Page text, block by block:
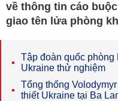
về thông tin cáo
giao tên lửa phòng
Tập đoàn quốc phòng
Ukraine thử nghiệm
Tổng thống
thiết Ukraine tại Ba